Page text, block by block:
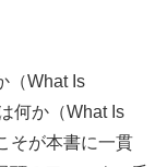
（What Is
何か（What Is
そが本書に一貫